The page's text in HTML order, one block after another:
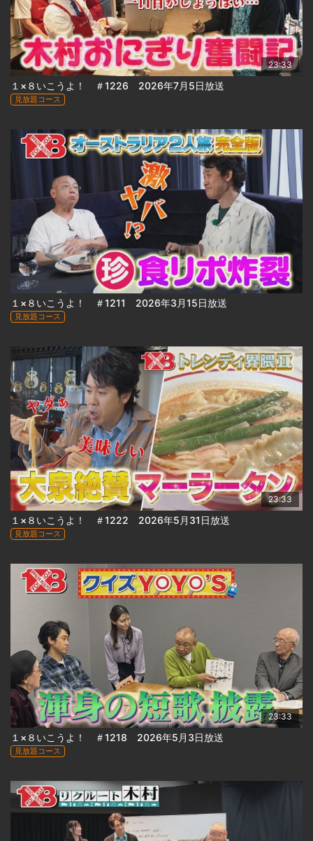
23:33
１×８いこうよ！ ＃1226 2026年7月5日放送
見放題コース
１×８いこうよ！ ＃1211 2026年3月15日放送
見放題コース
23:33
１×８いこうよ！ ＃1222 2026年5月31日放送
見放題コース
23:33
１×８いこうよ！ ＃1218 2026年5月3日放送
見放題コース